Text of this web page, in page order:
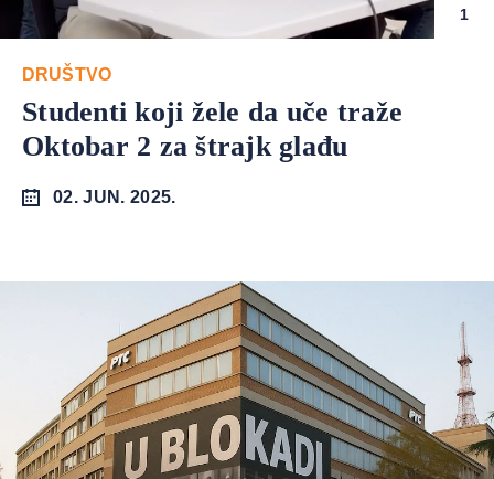
1
DRUŠTVO
Studenti koji žele da uče traže
Oktobar 2 za štrajk glađu
02. JUN. 2025.